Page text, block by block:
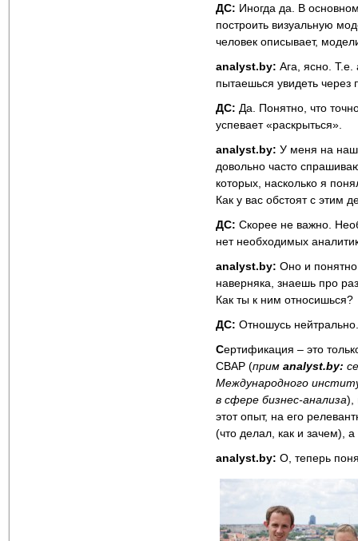
ДС: Иногда да. В
построить визуальную
человек описывает,
analyst.by: Ага, ясно.
пытаешься увидеть через
ДС: Да. Понятно, что
успевает «раскрыться».
analyst.by: У меня на
довольно часто
которых, насколько я
Как у вас обстоят с этим
ДС: Скорее не важно.
нет необходимых
analyst.by: Оно и
наверняка, знаешь про
Как ты к ним относишься?
ДС: Отношусь
Сертификация – это
CBAP (прим analyst.by:
Международного
в сфере бизнес-анализа),
этот опыт, на его
(что делал, как и зачем),
analyst.by: О, теперь